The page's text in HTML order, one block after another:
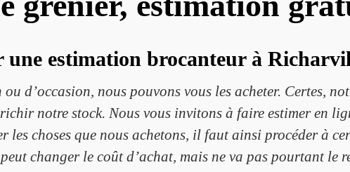
une estimation brocanteur à
d’occasion, nous pouvons vous les acheter. Certes,
notre stock. Nous vous invitons à faire estimer en
les choses que nous achetons, il faut ainsi procéder à
changer le coût d’achat, mais ne va pas pourtant le